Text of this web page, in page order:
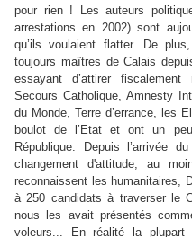
pour rien ! Les auteurs
arrestations en 2002) sont
qu’ils voulaient flatter. De
toujours maîtres de Calais
essayant d’attirer
Secours Catholique, Amnesty
du Monde, Terre d’errance, les
boulot de l’Etat et ont un
République. Depuis l’arrivée
changement d'attitude, au
reconnaissent les humanitaires,
à 250 candidats à traverser le
nous les avait présentés
voleurs... En réalité la plupart